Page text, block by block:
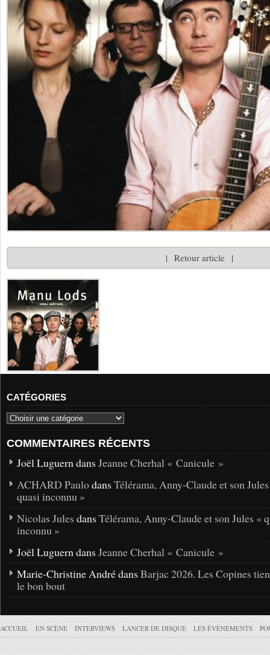
| Retour article |
CATÉGORIES
COMMENTAIRES RÉCENTS
Joël Luguern dans Jeanne Cherhal « Canicule »
ACHARD Paulodans Télérama, Anny-Claude et son
quasi inconnu »
Nicolas Jules dans Télérama, Anny-Claude et son Jules «
inconnu »
Joël Luguern dans Jeanne Cherhal « Canicule »
Marie-Christine André dans Barjac 2026. Les Copines
le bon bout
ACCUEIL EN SCÈNE INTERVIEWS LANCER DE DISQUE LES ÉVÉNEMENTS